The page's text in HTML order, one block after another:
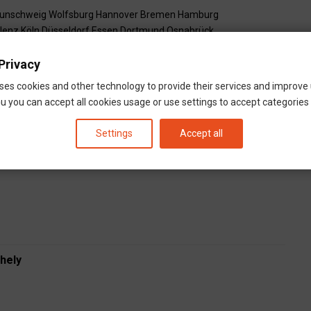
Wolfsburg Hannover Bremen Hamburg
KölnDüsseldorfEssenDortmundOsnabrück
Passau-Bécs_budapest-Dévaványa-Ózd
cookies and other technology to provide their services and improve
you can accept all cookies usage or use settings to accept categories
Settings Accept all